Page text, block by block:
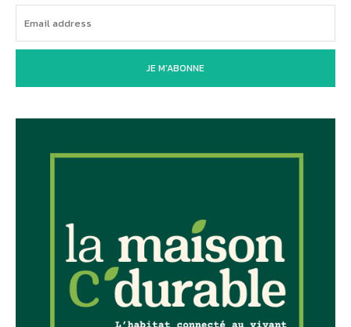
JE M'ABONNE